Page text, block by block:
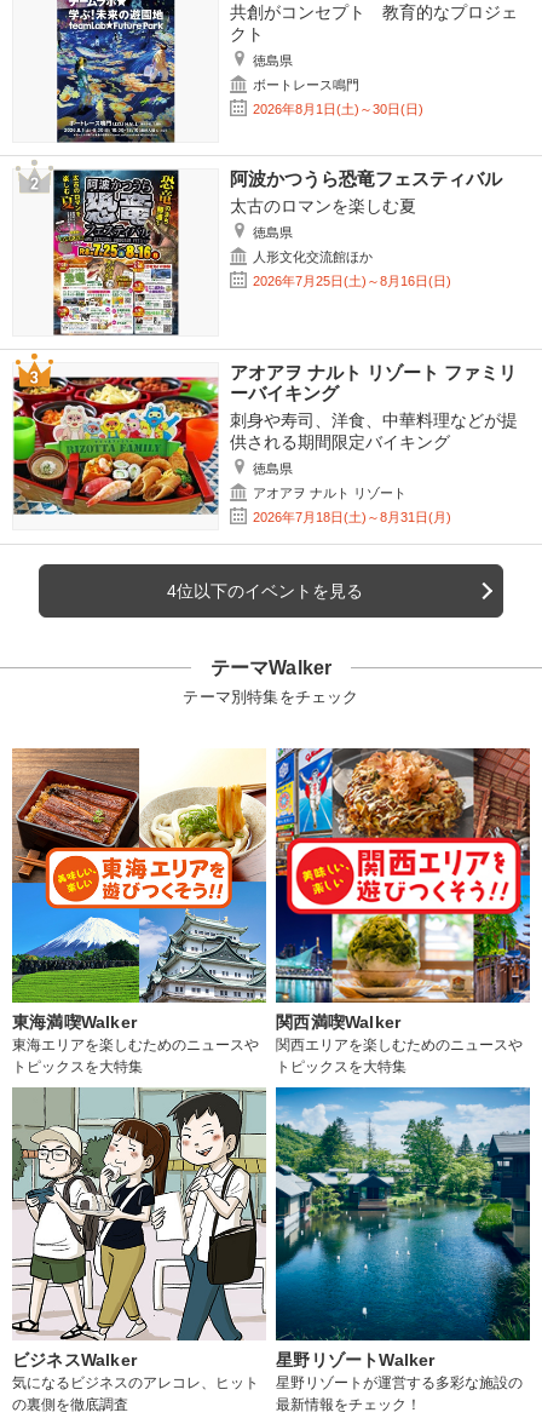
共創がコンセプト 教育的なプロジェ
クト
徳島県
ボートレース鳴門
2026年8月1日(土)～30日(日)
阿波かつうら恐竜フェスティバル
太古のロマンを楽しむ夏
徳島県
人形文化交流館ほか
2026年7月25日(土)～8月16日(日)
アオアヲ ナルト リゾート ファミリ
ーバイキング
刺身や寿司、洋食、中華料理などが提
供される期間限定バイキング
徳島県
アオアヲ ナルト リゾート
2026年7月18日(土)～8月31日(月)
4位以下のイベントを見る
テーマWalker
テーマ別特集をチェック
東海満喫Walker
東海エリアを楽しむためのニュースや
トピックスを大特集
関西満喫Walker
関西エリアを楽しむためのニュースや
トピックスを大特集
ビジネスWalker
気になるビジネスのアレコレ、ヒット
の裏側を徹底調査
星野リゾートWalker
星野リゾートが運営する多彩な施設の
最新情報をチェック！